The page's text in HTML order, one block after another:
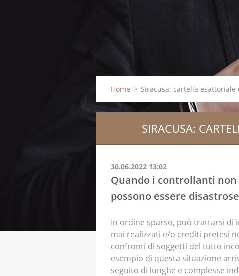
Home > Siracusa: cartella
SIRACUSA:
30.06.2022 13:02
Quando i controllanti non
possono essere
In ordine sparso, può trattarsi di
mai realizzati e/o crediti pretesi
confronti di soggetti del tutto
esempio di questa situazione
seguito di lunghe e complesse